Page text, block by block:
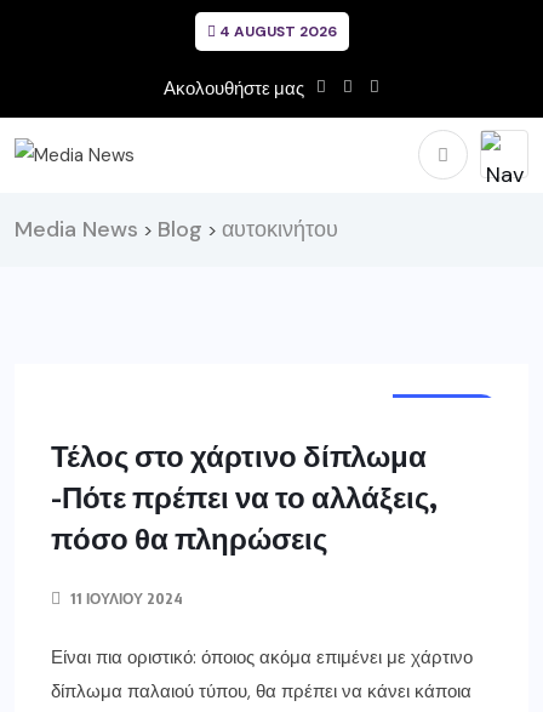
4 AUGUST 2026
Ακολουθήστε μας
Media News > Blog > αυτοκινήτου
Τέλος στο χάρτινο δίπλωμα
-Πότε πρέπει να το αλλάξεις,
πόσο θα πληρώσεις
11 ΙΟΥΛΊΟΥ 2024
Είναι πια οριστικό: όποιος ακόμα επιμένει με χάρτινο
δίπλωμα παλαιού τύπου, θα πρέπει να κάνει κάποια